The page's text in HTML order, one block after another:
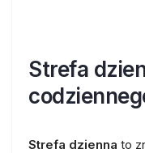
Strefa
Strefa dzienna to